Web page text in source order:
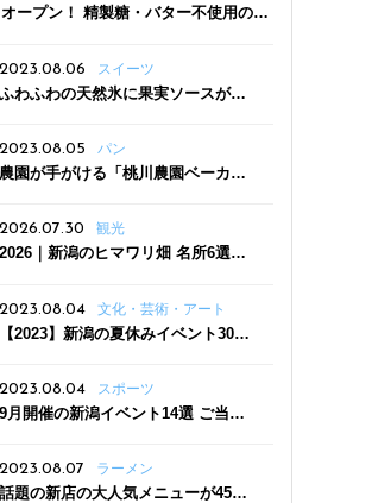
ープン！ 精製糖・バター不使用の体
2023.08.06
スイーツ
ふわふわの天然氷に果実ソースがた
三条駅近くにオープン
2023.08.05 パン
農園が手がける「桃川農園ベーカリ
った焼きたてパンのほか、ジェラー
トやスムージーも
2026.07.30 観光
2026｜新潟のヒマワリ畑 名所6選
2023.08.04
文化・芸術・アート
【2023】新潟の夏休みイベント30
2023.08.04
スポーツ
9月開催の新潟イベント14選 ご当地
2023.08.07 ラーメン
話題の新店の大人気メニューが450